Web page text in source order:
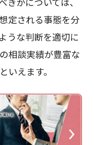
定される事態を分
うな判断を適切に
相談実績が豊富な
いえます。